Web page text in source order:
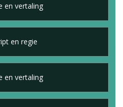
en vertaling
en regie
en vertaling